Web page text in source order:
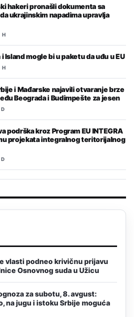
hakeri pronašli dokumenta sa
ukrajinskim napadima upravlja
H
Island mogle bi u paketu da uđu u EU
H
i Mađarske najavili otvaranje brze
Beograda i Budimpešte za jesen
podrška kroz Program EU INTEGRA
projekata integralnog teritorijalnog
vlasti podneo krivičnu prijavu
Osnovnog suda u Užicu
za subotu, 8. avgust:
na jugu i istoku Srbije moguća